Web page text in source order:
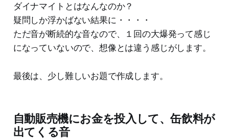
ダイナマイトとはなんなのか？
疑問しか浮かばない結果に・・・・
ただ音が断続的な音なので、１回の大爆発って感じ
になっていないので、想像とは違う感じがします。
最後は、少し難しいお題で作成します。
自動販売機にお金を投入して、缶飲料が
出てくる音